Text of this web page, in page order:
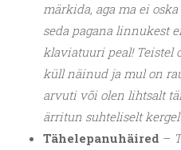
märkida, aga ma ei
seda pagana linnukest
klaviatuuri peal! Teistel
küll näinud ja mul on
arvuti või olen lihtsalt
ärritun suhteliselt
Tähelepanuhäired –